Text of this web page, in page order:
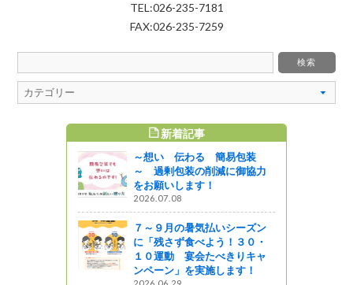
TEL:026-235-7181
FAX:026-235-7259
新着記事
～想い 伝わる 簡易包装
～ 過剰包装の削減に御協力
をお願いします！
2026.07.08
７～９月の暑気払いシーズン
に「残さず食べよう！３０・
１０運動 宴会たべきりキャ
ンペーン」を実施します！